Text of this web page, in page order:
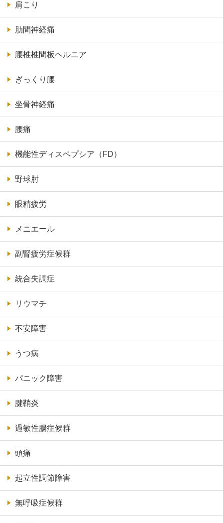
肩こり
肋間神経痛
腰椎椎間板ヘルニア
ぎっくり腰
坐骨神経痛
腰痛
機能性ディスペプシア（FD）
野球肘
眼精疲労
メニエール
副腎疲労症候群
統合失調症
リウマチ
不安障害
うつ病
パニック障害
腱鞘炎
過敏性腸症候群
頭痛
起立性調節障害
無呼吸症候群